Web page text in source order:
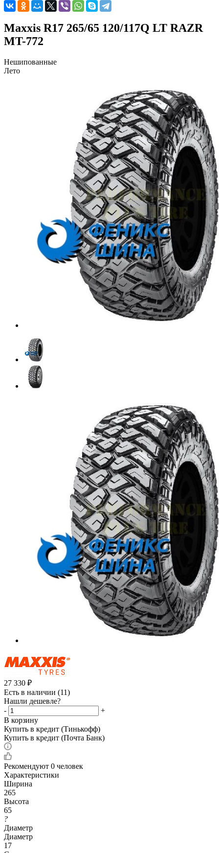
Maxxis R17 265/65 120/117Q LT RAZR
MT-772
Нешипованные
Лето
27 330 ₽
Есть в наличии (11)
Нашли дешевле?
-
+
В корзину
Купить в кредит (Тинькофф)
Купить в кредит (Почта Банк)
Рекомендуют 0 человек
Характеристики
Ширина
265
Высота
65
?
Диаметр
Диаметр
17